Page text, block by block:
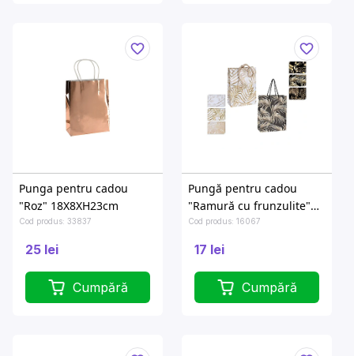
Punga pentru cadou
"Roz" 18X8XH23cm
Cod produs: 33837
25 lei
Cumpără
Pungă pentru cadou
"Ramură cu frunzulite"
11.5X6XH16cm
Cod produs: 16067
17 lei
Cumpără